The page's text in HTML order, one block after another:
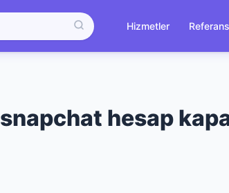
Hizmetler
snapchat hesap